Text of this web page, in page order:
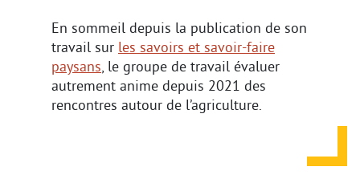
En sommeil depuis la publication de son
travail sur les savoirs et savoir-faire
paysans, le groupe de travail évaluer
autrement anime depuis 2021 des
rencontres autour de l’agriculture.